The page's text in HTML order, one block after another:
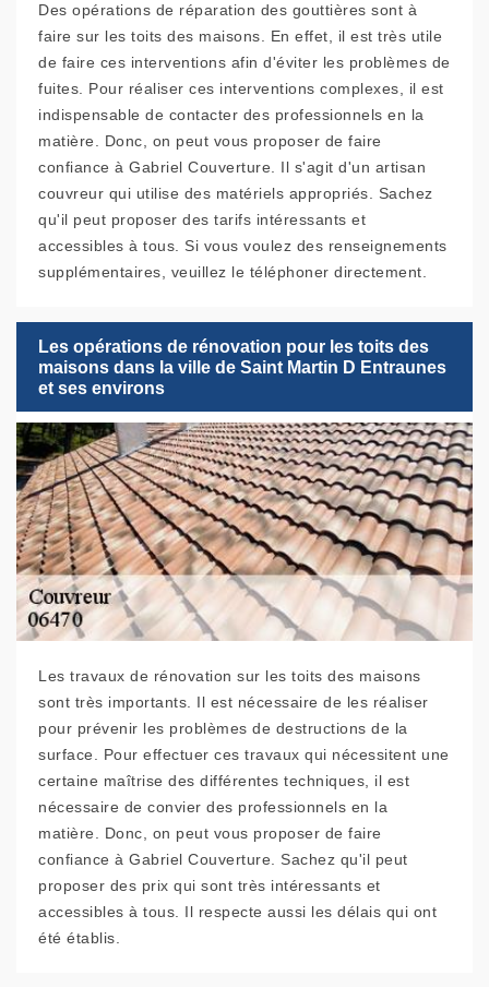
Des opérations de réparation des gouttières sont à
faire sur les toits des maisons. En effet, il est très utile
de faire ces interventions afin d'éviter les problèmes de
fuites. Pour réaliser ces interventions complexes, il est
indispensable de contacter des professionnels en la
matière. Donc, on peut vous proposer de faire
confiance à Gabriel Couverture. Il s'agit d'un artisan
couvreur qui utilise des matériels appropriés. Sachez
qu'il peut proposer des tarifs intéressants et
accessibles à tous. Si vous voulez des renseignements
supplémentaires, veuillez le téléphoner directement.
Les opérations de rénovation pour les toits des
maisons dans la ville de Saint Martin D Entraunes
et ses environs
Les travaux de rénovation sur les toits des maisons
sont très importants. Il est nécessaire de les réaliser
pour prévenir les problèmes de destructions de la
surface. Pour effectuer ces travaux qui nécessitent une
certaine maîtrise des différentes techniques, il est
nécessaire de convier des professionnels en la
matière. Donc, on peut vous proposer de faire
confiance à Gabriel Couverture. Sachez qu'il peut
proposer des prix qui sont très intéressants et
accessibles à tous. Il respecte aussi les délais qui ont
été établis.